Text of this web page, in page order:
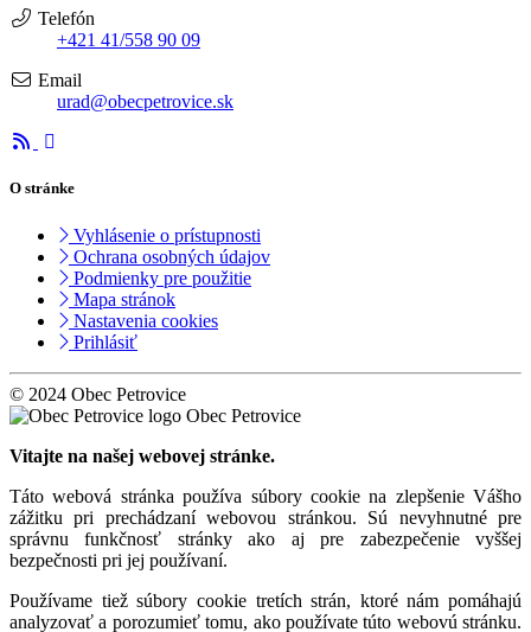
Telefón
+421 41/558 90 09
Email
urad@obecpetrovice.sk
O stránke
Vyhlásenie o prístupnosti
Ochrana osobných údajov
Podmienky pre použitie
Mapa stránok
Nastavenia cookies
Prihlásiť
© 2024 Obec Petrovice
Obec Petrovice
Vitajte na našej webovej stránke.
Táto webová stránka používa súbory cookie na zlepšenie Vášho
zážitku pri prechádzaní webovou stránkou. Sú nevyhnutné pre
správnu funkčnosť stránky ako aj pre zabezpečenie vyššej
bezpečnosti pri jej používaní.
Používame tiež súbory cookie tretích strán, ktoré nám pomáhajú
analyzovať a porozumieť tomu, ako používate túto webovú stránku.